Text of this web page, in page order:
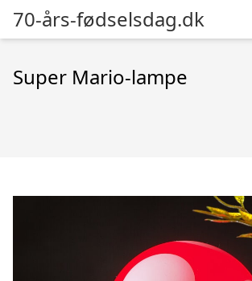
70-års-fødselsdag.dk
Super Mario-lampe